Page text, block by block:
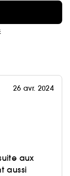
26 avr. 2024
aux
aussi